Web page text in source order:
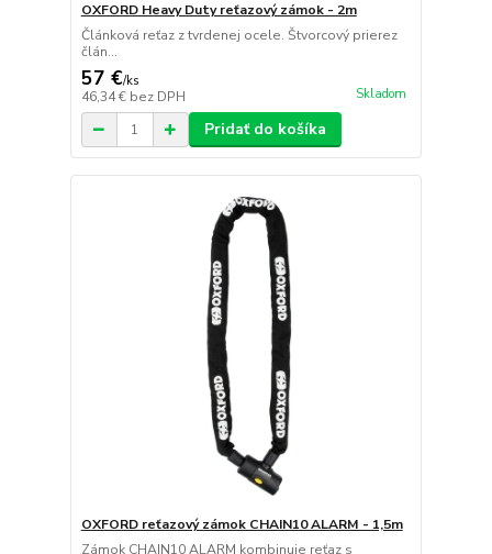
OXFORD Heavy Duty reťazový zámok - 2m
Článková reťaz z tvrdenej ocele. Štvorcový prierez
člán...
57 €/ks
46,34 € bez DPH Skladom
Pridať do košíka
OXFORD reťazový zámok CHAIN10 ALARM - 1,5m
Zámok CHAIN10 ALARM kombinuje reťaz s